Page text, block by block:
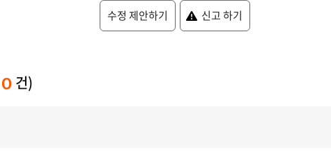
수정 제안하기 신고 하기
0 건)